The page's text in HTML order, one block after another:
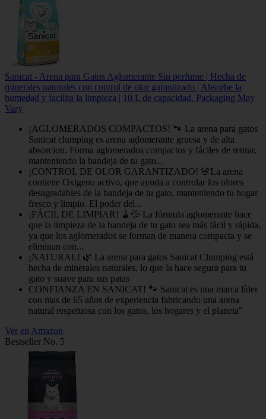
Sanicat - Arena para Gatos Aglomerante Sin perfume | Hecha de
minerales naturales con control de olor garantizado | Absorbe la
humedad y facilita la limpieza | 10 L de capacidad, Packaging May
Vary
¡AGLOMERADOS COMPACTOS! 🐾 La arena para gatos
Sanicat clumping es arena aglomerante gruesa y de alta
absorcion. Forma aglomerados compactos y fáciles de retirar,
manteniendo la bandeja de tu gato...
¡CONTROL DE OLOR GARANTIZADO! 🌸La arena
contiene Oxigeno activo, que ayuda a controlar los olores
desagradables de la bandeja de tu gato, manteniendo tu hogar
fresco y limpio. El poder del...
¡FÁCIL DE LIMPIAR! 🧹💦 La fórmula aglomerante hace
que la limpieza de la bandeja de tu gato sea más fácil y rápida,
ya que los aglomerados se forman de manera compacta y se
eliminan con...
¡NATURAL! 🌿 La arena para gatos Sanicat Clumping está
hecha de minerales naturales, lo que la hace segura para tu
gato y suave para sus patas
CONFIANZA EN SANICAT! 🐾 Sanicat es una marca líder
con mas de 65 años de experiencia fabricando una arena
natural respetuosa con los gatos, los hogares y el planeta"
Ver en Amazon
Bestseller No. 5